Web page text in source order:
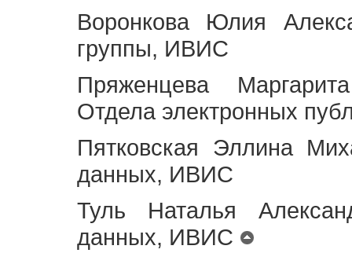
Воронкова Юлия
группы, ИВИС
Пряженцева
Отдела электронных
Пятковская Эллина
данных, ИВИС
Туль Наталья
данных, ИВИС